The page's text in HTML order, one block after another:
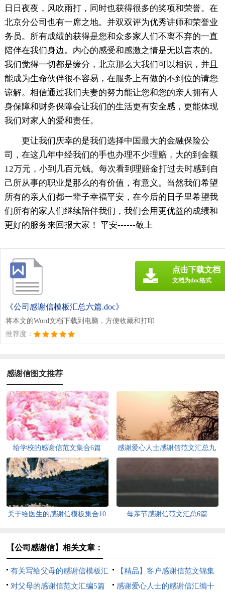
日日夜夜，风吹雨打，同时也获得很多的奖项和荣誉。在
北京分公司也有一席之地。并双双评为优秀讲师和荣誉业
务员。所有成绩的获得是您和众多家人们不离不弃的一直
陪伴在我们身边。内心的感受和感激之情是无以言表的。
我们觉得一切都是缘分，北京那么大我们可以相识，并且
能成为生命伙伴很不容易，在服务上有做的不到位的请您
谅解。相信通过我们夫妻的努力能让您和您的亲人拥有人
身保障和财务保障会让我们的生活更有安全感，更能体现
我们对家人的爱和责任。
更让我们庆幸的是我们选择中国最大的金融保险公
司，在这几年中经我们的手也办理不少理赔，大的到金额
12万元，小到几百元钱。每次看到理赔金打过去时感到自
己所从事的职业是那么的有价值，有意义。当然我们希望
所有的亲人们都一辈子幸福平安，在今后的日子里希望我
们所有的家人们继续陪伴我们，我们会用更优益的成绩和
更好的服务来回报大家！ 平安------敬上
《公司感谢信模板汇总六篇.doc》
将本文的Word文档下载到电脑，方便收藏和打印
推荐度：
点击下载文档
文档为doc格式
感谢信图文推荐
给学校的感谢信范文集合6篇
感谢爱心人士感谢信范文汇总九
关于给医生的感谢信模板集合10
母亲节感谢信范文汇总6篇
【公司感谢信】相关文章：
有关写给父母的感谢信模板汇
总八篇
【精品】客户感谢信范文锦集
八篇
对父母的感谢信范文汇编5篇 感谢爱心人士的感谢信汇编十